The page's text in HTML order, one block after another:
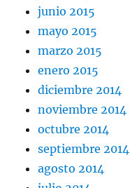
junio 2015
mayo 2015
marzo 2015
enero 2015
diciembre 2014
noviembre 2014
octubre 2014
septiembre 2014
agosto 2014